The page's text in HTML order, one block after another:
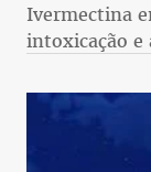
Ivermectina
intoxicação e